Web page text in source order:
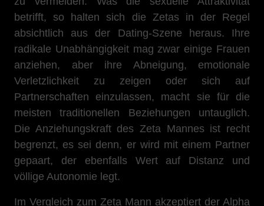
betrifft, so halten sich die Zetas in der Regel
absichtlich aus der Dating-Szene heraus. Ihre
radikale Unabhängigkeit mag zwar einige Frauen
anziehen, aber ihre Abneigung, emotionale
Verletzlichkeit zu zeigen oder sich auf
Partnerschaften einzulassen, macht sie für die
meisten traditionellen Beziehungen untauglich.
Die Anziehungskraft des Zeta Mannes ist recht
begrenzt, es sei denn, er wird mit einem Partner
gepaart, der ebenfalls Wert auf Distanz und
völlige Autonomie legt.
Im Vergleich zum Zeta Mann akzeptiert der Alpha